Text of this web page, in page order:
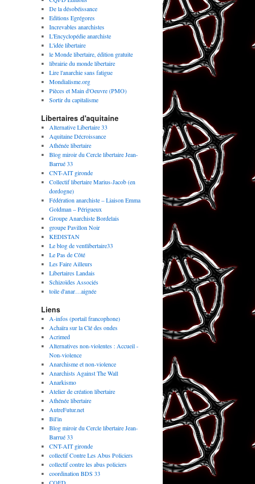
De la désobéissance
Editions Egrégores
Increvables anarchistes
L'Encyclopédie anarchiste
L'idée libertaire
le Monde libertaire, édition gratuite
librairie du monde libertaire
Lire l'anarchie sans fatigue
Mondialisme.org
Pièces et Main d'Oeuvre (PMO)
Sortir du capitalisme
Libertaires d'aquitaine
Alternative Libertaire 33
Aquitaine Décroissance
Athénée libertaire
Blog miroir du Cercle libertaire Jean-
Barrué 33
CNT-AIT gironde
Collectif libertaire Marius-Jacob (en
dordogne)
Fédération anarchiste – Liaison Emma
Goldman – Périgueux
Groupe Anarchiste Bordelais
groupe Pavillon Noir
KEDISTAN
Le blog de ventlibertaire33
Le Pas de Côté
Les Faire Ailleurs
Libertaires Landais
Schizoïdes Associés
toile d'anar…aignée
Liens
A-infos (portail francophone)
Achaïra sur la Clé des ondes
Acrimed
Alternatives non-violentes : Accueil -
Non-violence
Anarchisme et non-violence
Anarchists Against The Wall
Anarkismo
Atelier de création libertaire
Athénée libertaire
AutreFutur.net
Bil'in
Blog miroir du Cercle libertaire Jean-
Barrué 33
CNT-AIT gironde
collectif Contre Les Abus Policiers
collectif contre les abus policiers
coordination BDS 33